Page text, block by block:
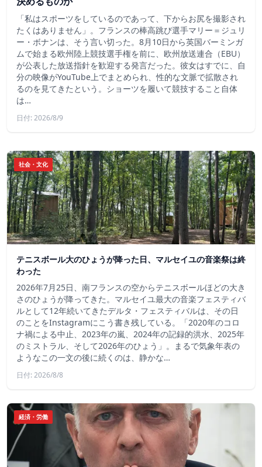
「私はスポーツをしているのであって、下からお尻を撮影され
たくはありません」。フランスの棒高跳び選手マリー＝ジュリ
ー・ボナンは、そう言い切った。8月10日から英国バーミンガ
ムで始まる欧州陸上競技選手権を前に、欧州放送連合（EBU）
が公表した放送指針を歓迎する発言だった。彼女はすでに、自
分の映像がYouTube上でまとめられ、性的な文脈で拡散され
るのを見てきたという。ショーツを履いて競技すること自体
は…
日付: 2026/8/9
社会・文化
テニスボール大のひょうが降った日、マルセイユの音楽祭は終
わった
2026年7月25日、南フランスの空からテニスボールほどの大き
さのひょうが降ってきた。マルセイユ最大の音楽フェスティバ
ルとして12年続いてきたデルタ・フェスティバルは、その日
のことをInstagramにこう書き残している。「2020年のコロ
ナ禍による中止、2023年の嵐、2024年の記録的洪水、2025年
のミストラル、そして2026年のひょう」。まるで気象年表の
ようなこの一文の後に続くのは、静かな…
日付: 2026/8/8
経済・労働